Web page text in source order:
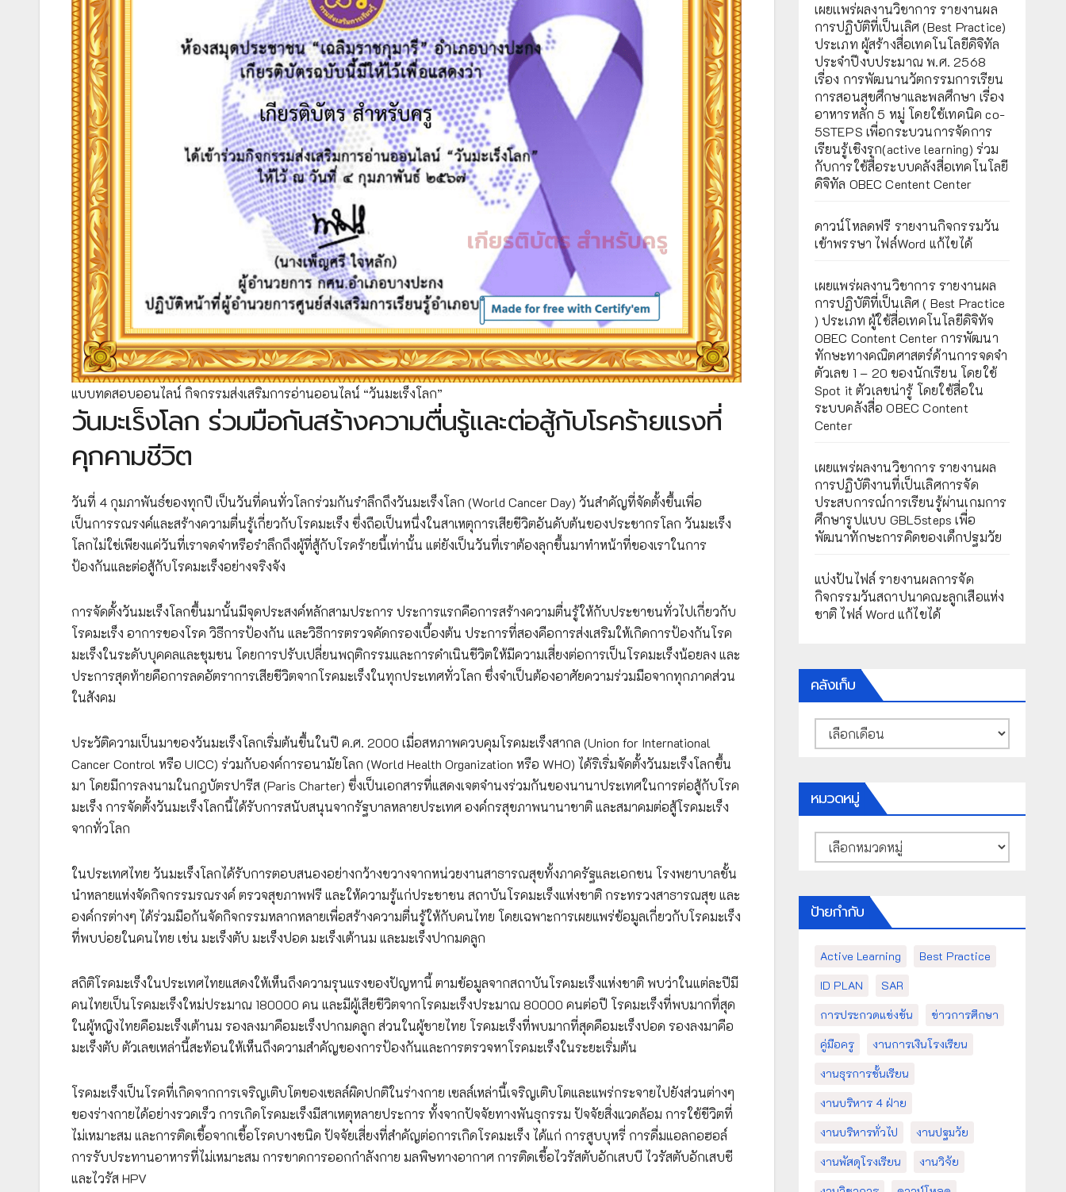
แบบทดสอบออนไลน์ กิจกรรมส่งเสริมการอ่านออนไลน์ “วันมะเร็งโลก”
วันมะเร็งโลก ร่วมมือกันสร้างความตื่นรู้และต่อสู้กับโรคร้ายแรงที่
คุกคามชีวิต
วันที่ 4 กุมภาพันธ์ของทุกปี เป็นวันที่คนทั่วโลกร่วมกันรำลึกถึงวันมะเร็งโลก (World Cancer Day) วันสำคัญที่จัดตั้งขึ้นเพื่อ
เป็นการรณรงค์และสร้างความตื่นรู้เกี่ยวกับโรคมะเร็ง ซึ่งถือเป็นหนึ่งในสาเหตุการเสียชีวิตอันดับต้นของประชากรโลก วันมะเร็ง
โลกไม่ใช่เพียงแค่วันที่เราจดจำหรือรำลึกถึงผู้ที่สู้กับโรคร้ายนี้เท่านั้น แต่ยังเป็นวันที่เราต้องลุกขึ้นมาทำหน้าที่ของเราในการ
ป้องกันและต่อสู้กับโรคมะเร็งอย่างจริงจัง
การจัดตั้งวันมะเร็งโลกขึ้นมานั้นมีจุดประสงค์หลักสามประการ ประการแรกคือการสร้างความตื่นรู้ให้กับประชาชนทั่วไปเกี่ยวกับ
โรคมะเร็ง อาการของโรค วิธีการป้องกัน และวิธีการตรวจคัดกรองเบื้องต้น ประการที่สองคือการส่งเสริมให้เกิดการป้องกันโรค
มะเร็งในระดับบุคคลและชุมชน โดยการปรับเปลี่ยนพฤติกรรมและการดำเนินชีวิตให้มีความเสี่ยงต่อการเป็นโรคมะเร็งน้อยลง และ
ประการสุดท้ายคือการลดอัตราการเสียชีวิตจากโรคมะเร็งในทุกประเทศทั่วโลก ซึ่งจำเป็นต้องอาศัยความร่วมมือจากทุกภาคส่วน
ในสังคม
ประวัติความเป็นมาของวันมะเร็งโลกเริ่มต้นขึ้นในปี ค.ศ. 2000 เมื่อสหภาพควบคุมโรคมะเร็งสากล (Union for International
Cancer Control หรือ UICC) ร่วมกับองค์การอนามัยโลก (World Health Organization หรือ WHO) ได้ริเริ่มจัดตั้งวันมะเร็งโลกขึ้น
มา โดยมีการลงนามในกฎบัตรปารีส (Paris Charter) ซึ่งเป็นเอกสารที่แสดงเจตจำนงร่วมกันของนานาประเทศในการต่อสู้กับโรค
มะเร็ง การจัดตั้งวันมะเร็งโลกนี้ได้รับการสนับสนุนจากรัฐบาลหลายประเทศ องค์กรสุขภาพนานาชาติ และสมาคมต่อสู้โรคมะเร็ง
จากทั่วโลก
ในประเทศไทย วันมะเร็งโลกได้รับการตอบสนองอย่างกว้างขวางจากหน่วยงานสาธารณสุขทั้งภาครัฐและเอกชน โรงพยาบาลชั้น
นำหลายแห่งจัดกิจกรรมรณรงค์ ตรวจสุขภาพฟรี และให้ความรู้แก่ประชาชน สถาบันโรคมะเร็งแห่งชาติ กระทรวงสาธารณสุข และ
องค์กรต่างๆ ได้ร่วมมือกันจัดกิจกรรมหลากหลายเพื่อสร้างความตื่นรู้ให้กับคนไทย โดยเฉพาะการเผยแพร่ข้อมูลเกี่ยวกับโรคมะเร็ง
ที่พบบ่อยในคนไทย เช่น มะเร็งตับ มะเร็งปอด มะเร็งเต้านม และมะเร็งปากมดลูก
สถิติโรคมะเร็งในประเทศไทยแสดงให้เห็นถึงความรุนแรงของปัญหานี้ ตามข้อมูลจากสถาบันโรคมะเร็งแห่งชาติ พบว่าในแต่ละปีมี
คนไทยเป็นโรคมะเร็งใหม่ประมาณ 180000 คน และมีผู้เสียชีวิตจากโรคมะเร็งประมาณ 80000 คนต่อปี โรคมะเร็งที่พบมากที่สุด
ในผู้หญิงไทยคือมะเร็งเต้านม รองลงมาคือมะเร็งปากมดลูก ส่วนในผู้ชายไทย โรคมะเร็งที่พบมากที่สุดคือมะเร็งปอด รองลงมาคือ
มะเร็งตับ ตัวเลขเหล่านี้สะท้อนให้เห็นถึงความสำคัญของการป้องกันและการตรวจหาโรคมะเร็งในระยะเริ่มต้น
โรคมะเร็งเป็นโรคที่เกิดจากการเจริญเติบโตของเซลล์ผิดปกติในร่างกาย เซลล์เหล่านี้เจริญเติบโตและแพร่กระจายไปยังส่วนต่างๆ
ของร่างกายได้อย่างรวดเร็ว การเกิดโรคมะเร็งมีสาเหตุหลายประการ ทั้งจากปัจจัยทางพันธุกรรม ปัจจัยสิ่งแวดล้อม การใช้ชีวิตที่
ไม่เหมาะสม และการติดเชื้อจากเชื้อโรคบางชนิด ปัจจัยเสี่ยงที่สำคัญต่อการเกิดโรคมะเร็ง ได้แก่ การสูบบุหรี่ การดื่มแอลกอฮอล์
การรับประทานอาหารที่ไม่เหมาะสม การขาดการออกกำลังกาย มลพิษทางอากาศ การติดเชื้อไวรัสตับอักเสบบี ไวรัสตับอักเสบซี
และไวรัส HPV
เผยเเพร่ผลงานวิชาการ รายงานผล
การปฏิบัติที่เป็นเลิศ (Best Practice)
ประเภท ผู้สร้างสื่อเทคโนโลยีดิจิทัล
ประจำปีงบประมาณ พ.ศ. 2568
เรื่อง การพัฒนานวัตกรรมการเรียน
การสอนสุขศึกษาและพลศึกษา เรื่อง
อาหารหลัก 5 หมู่ โดยใช้เทคนิค co-
5STEPS เพื่อกระบวนการจัดการ
เรียนรู้เชิงรุก(active learning) ร่วม
กับการใช้สื่อระบบคลังสื่อเทคโนโลยี
ดิจิทัล OBEC Centent Center
ดาวน์โหลดฟรี รายงานกิจกรรมวัน
เข้าพรรษา ไฟล์Word แก้ไขได้
เผยแพร่ผลงานวิชาการ รายงานผล
การปฏิบัติที่เป็นเลิศ ( Best Practice
) ประเภท ผู้ใช้สื่อเทคโนโลยีดิจิทัจ
OBEC Content Center การพัฒนา
ทักษะทางคณิตศาสตร์ด้านการจดจำ
ตัวเลข 1 – 20 ของนักเรียน โดยใช้
Spot it ตัวเลขน่ารู้ โดยใช้สื่อใน
ระบบคลังสื่อ OBEC Content
Center
เผยแพร่ผลงานวิชาการ รายงานผล
การปฏิบัติงานที่เป็นเลิศการจัด
ประสบการณ์การเรียนรู้ผ่านเกมการ
ศึกษารูปแบบ GBL5steps เพื่อ
พัฒนาทักษะการคิดของเด็กปฐมวัย
แบ่งปันไฟล์ รายงานผลการจัด
กิจกรรมวันสถาปนาคณะลูกเสือแห่ง
ชาติ ไฟล์ Word แก้ไขได้
คลังเก็บ
คลัง
เก็บ
หมวดหมู่
หมวด
หมู่
ป้ายกำกับ
Active Learning
Best Practice
ID PLAN
SAR
การประกวดแข่งขัน
ข่าวการศึกษา
คู่มือครู
งานการเงินโรงเรียน
งานธุรการชั้นเรียน
งานบริหาร 4 ฝ่าย
งานบริหารทั่วไป
งานปฐมวัย
งานพัสดุโรงเรียน
งานวิจัย